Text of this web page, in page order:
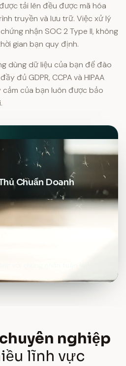
tải lên đều được mã hóa
truyền và lưu trữ. Việc xử lý
nhận SOC 2 Type II, không
gian bạn quy định.
dùng dữ liệu của bạn để đào
đủ GDPR, CCPA và HIPAA
của bạn luôn được bảo
Chuẩn Doanh
với chứng nhận tuân thủ
nghiệp
lĩnh vực